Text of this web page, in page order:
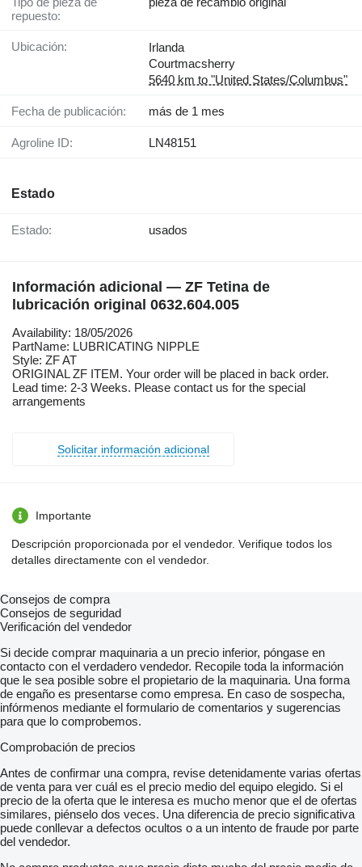
repuesto:
Ubicación:
Irlanda
Courtmacsherry
5640 km to "United States/Columbus"
Fecha de publicación: más de 1 mes
Agroline ID: LN48151
Estado
Estado: usados
Información adicional — ZF Tetina de
lubricación original 0632.604.005
Availability: 18/05/2026
PartName: LUBRICATING NIPPLE
Style: ZF AT
ORIGINAL ZF ITEM. Your order will be placed in back order.
Lead time: 2-3 Weeks. Please contact us for the special
arrangements
Solicitar información adicional
Importante
Descripción proporcionada por el vendedor. Verifique todos los
detalles directamente con el vendedor.
Consejos de compra
Consejos de seguridad
Verificación del vendedor
Si decide comprar maquinaria a un precio inferior, póngase en
contacto con el verdadero vendedor. Recopile toda la información
que le sea posible sobre el propietario de la maquinaria. Una forma
de engaño es presentarse como empresa. En caso de sospecha,
infórmenos mediante el formulario de comentarios y sugerencias
para que lo comprobemos.
Comprobación de precios
Antes de confirmar una compra, revise detenidamente varias ofertas
de venta para ver cuál es el precio medio del equipo elegido. Si el
precio de la oferta que le interesa es mucho menor que el de ofertas
similares, piénselo dos veces. Una diferencia de precio significativa
puede conllevar a defectos ocultos o a un intento de fraude por parte
del vendedor.